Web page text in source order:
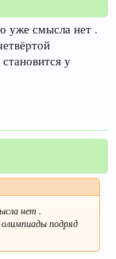
уже смысла нет .
у
нет .
подряд